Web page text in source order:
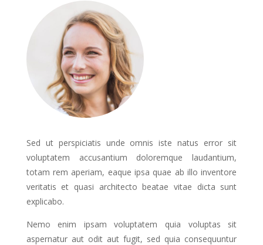
Sed ut perspiciatis unde omnis iste natus error sit
voluptatem accusantium doloremque laudantium,
totam rem aperiam, eaque ipsa quae ab illo inventore
veritatis et quasi architecto beatae vitae dicta sunt
explicabo.
Nemo enim ipsam voluptatem quia voluptas sit
aspernatur aut odit aut fugit, sed quia consequuntur